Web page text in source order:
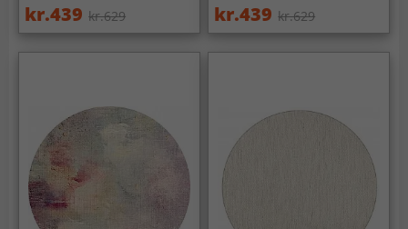
kr.439 kr.629 kr.439 kr.629